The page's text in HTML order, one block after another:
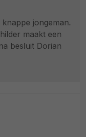
jongeman.
maakt een
besluit Dorian